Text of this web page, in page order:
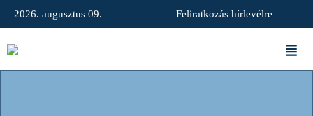
2026. augusztus 09. Feliratkozás hírlevélre